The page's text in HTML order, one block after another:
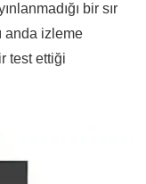
bir sır
anda izleme
test ettiği